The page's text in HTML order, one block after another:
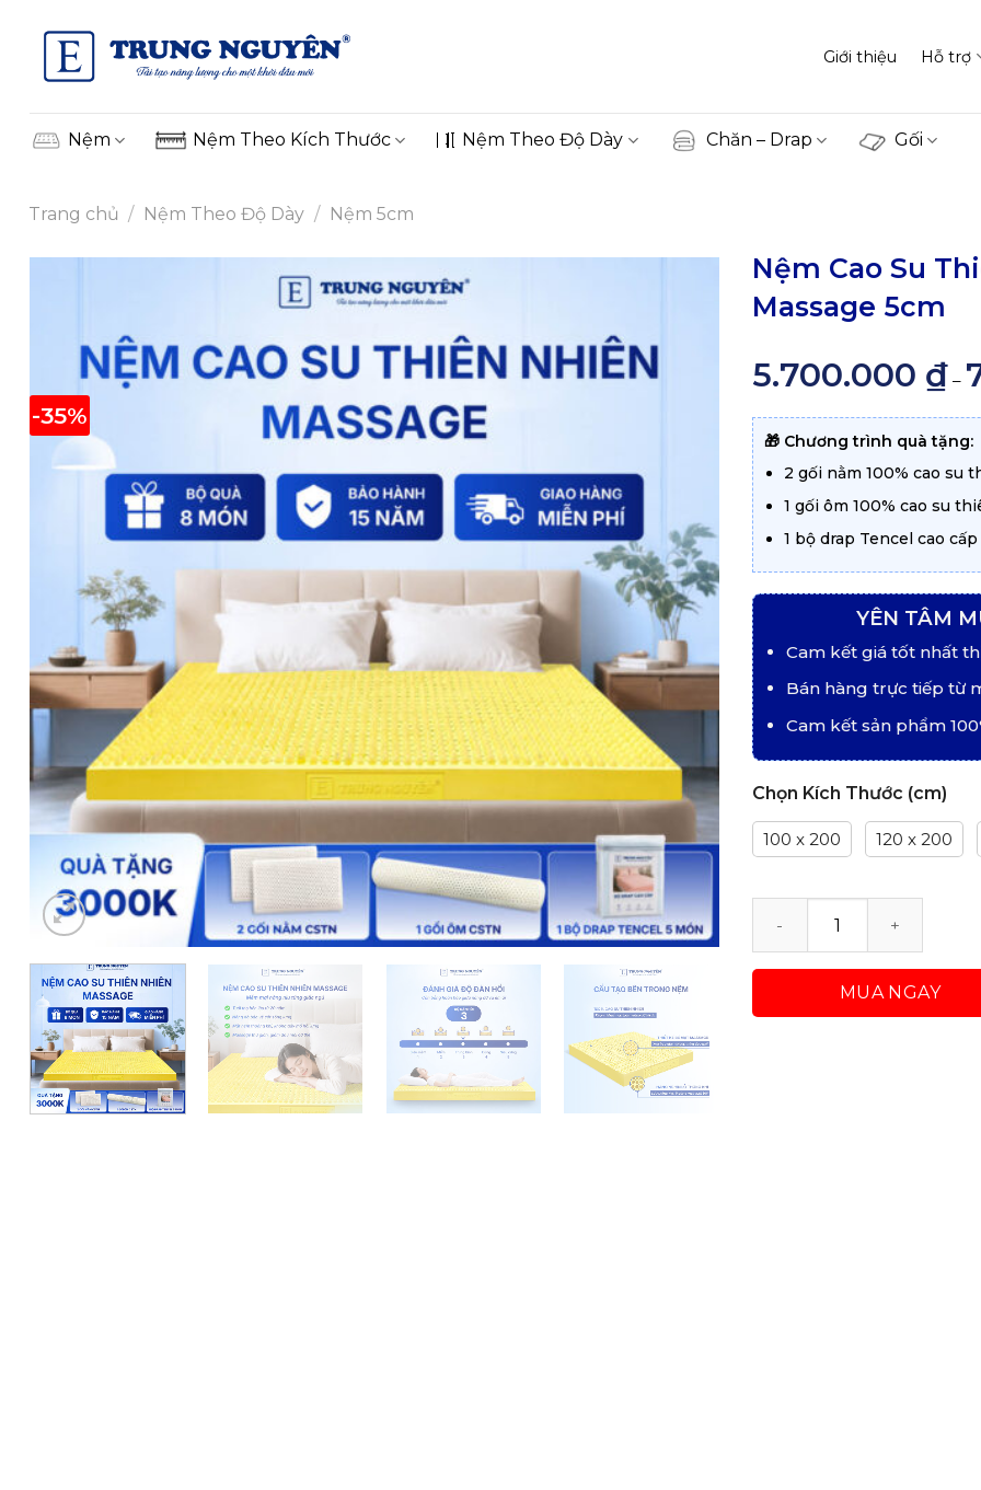
content
Giới thiệu Hỗ trợ
Nệm Nệm Theo Kích Thước Nệm Theo Độ Dày Chăn – Drap Gối
Trang chủ / Nệm Theo Độ Dày / Nệm 5cm
-35%
Nệm Cao Su
Massage 5cm
5.700.000 ₫ –
🎁 Chương trình quà tặng:
2 gối nằm 100% cao su
1 gối ôm 100% cao su
1 bộ drap Tencel cao
YÊN TÂM
Cam kết giá tốt nhất
Bán hàng trực tiếp từ
Cam kết sản phẩm
Chọn Kích Thước (cm)
100 x 200 120 x 200
Nệm Cao Su Thiên
MUA NGAY